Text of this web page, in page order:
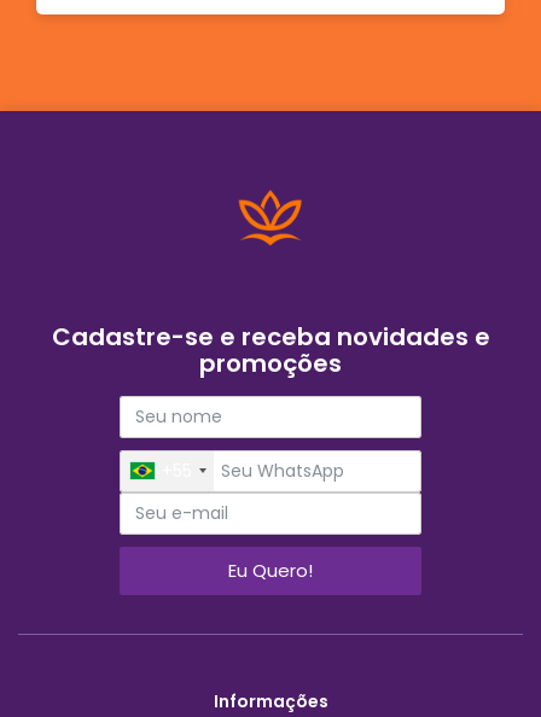
Cadastre-se e receba novidades e
promoções
Eu Quero!
Informações